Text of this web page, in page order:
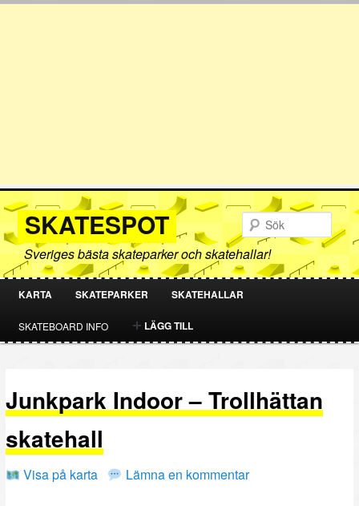
SKATESPOT
Sveriges bästa skateparker och skatehallar!
HOPPA
TILL
INNEHÅLL
HOPPA
TILL
INNEHÅLL
KARTA SKATEPARKER SKATEHALLAR
SKATEBOARD INFO LÄGG TILL
Junkpark Indoor – Trollhättan
skatehall
Visa på karta Lämna en kommentar